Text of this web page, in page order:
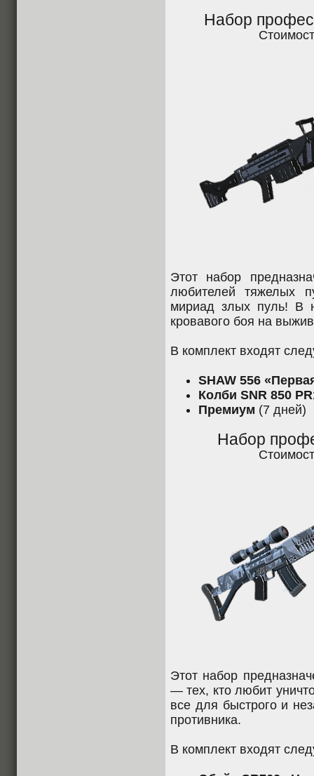
Набор
Этот набор
любителей тяжелых
мириад злых пуль! В
кровавого боя на
В комплект входят
SHAW 556
Колби SNR 850
Премиум (7 дней)
Набор
Этот набор
— тех, кто любит
все для быстрого и
противника.
В комплект входят